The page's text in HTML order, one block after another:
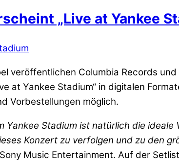
„Live at Yankee
veröffentlichen Columbia Records
at Yankee Stadium“ in digitalen
Vorbestellungen möglich.
Yankee Stadium ist natürlich die
Konzert zu verfolgen und zu den
Music Entertainment. Auf der